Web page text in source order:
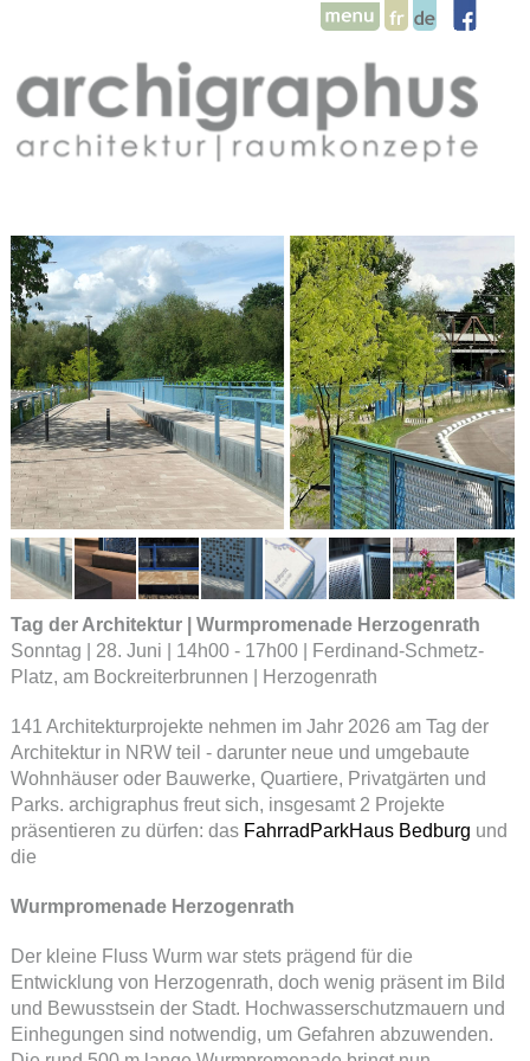
Tag der Architektur | Wurmpromenade Herzogenrath
Sonntag | 28. Juni | 14h00 - 17h00 | Ferdinand-Schmetz-
Platz, am Bockreiterbrunnen | Herzogenrath
141 Architekturprojekte nehmen im Jahr 2026 am Tag der
Architektur in NRW teil - darunter neue und umgebaute
Wohnhäuser oder Bauwerke, Quartiere, Privatgärten und
Parks. archigraphus freut sich, insgesamt 2 Projekte
präsentieren zu dürfen: das FahrradParkHaus Bedburg und
die
Wurmpromenade Herzogenrath
Der kleine Fluss Wurm war stets prägend für die
Entwicklung von Herzogenrath, doch wenig präsent im Bild
und Bewusstsein der Stadt. Hochwasserschutzmauern und
Einhegungen sind notwendig, um Gefahren abzuwenden.